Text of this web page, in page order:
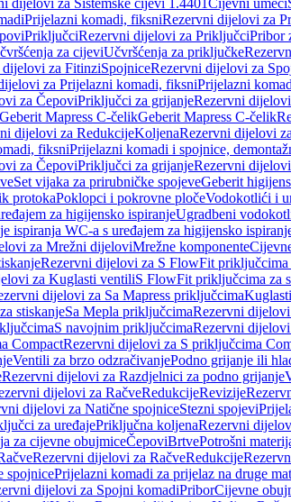
dijelovi za Sistemske cijevi 1.4401Cijevni umeci
Prijelazni komadi, fiksniRezervni dijelovi za
PriključciRezervni dijelovi za PriključciPribor
za cijeviUčvršćenja za priključke
dijelovi za FitinziSpojniceRezervni dijelovi za
za Prijelazni komadi, fiksniPrijelazni
za ČepoviPriključci za grijanjeRezervni
Geberit Mapress C-čelikGeberit Mapress C-čelik
dijelovi za RedukcijeKoljenaRezervni dijelovi
fiksniPrijelazni komadi i spojnice,
za ČepoviPriključci za grijanjeRezervni
Set vijaka za prirubničke spojeveGeberit
protokaPoklopci i pokrovne pločeVodokotlići i
za higijensko ispiranjeUgradbeni
ispiranja WC-a s uređajem za higijensko
za Mrežni dijeloviMrežne komponente
Rezervni dijelovi za S FlowFit priključcima
za Kuglasti ventiliS FlowFit priključcima za
dijelovi za Sa Mapress priključcima
stiskanjeSa Mepla priključcimaRezervni
S navojnim priključcimaRezervni
CompactRezervni dijelovi za S priključcima
Ventili za brzo odzračivanjePodno grijanje ili
Rezervni dijelovi za Razdjelnici za podno grijanje
dijelovi za RačveRedukcijeRevizije
dijelovi za Natične spojniceStezni spojevi
za uređajePriključna koljenaRezervni
za cijevne obujmiceČepoviBrtvePotrošni
Rezervni dijelovi za RačveRedukcije
spojnicePrijelazni komadi za prijelaz na druge
dijelovi za Spojni komadiPriborCijevne